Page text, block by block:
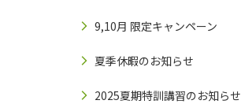
9,10月 限定キャンペーン
夏季休暇のお知らせ
2025夏期特訓講習のお知らせ